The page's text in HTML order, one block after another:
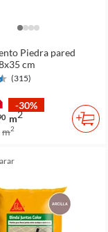
Piedra pared
cm
(315)
-30%
m2
m2